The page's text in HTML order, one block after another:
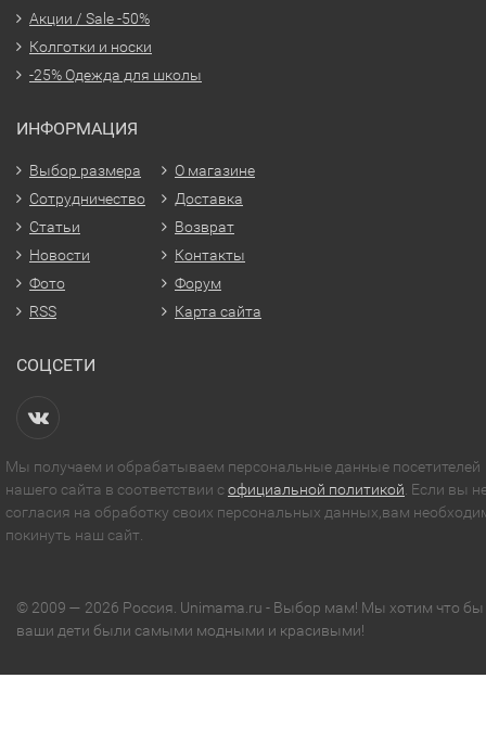
Акции / Sale -50%
Колготки и носки
-25% Одежда для школы
ИНФОРМАЦИЯ
Выбор размера
Сотрудничество
Статьи
Новости
Фото
RSS
О магазине
Доставка
Возврат
Контакты
Форум
Карта сайта
СОЦСЕТИ
Мы получаем и обрабатываем персональные данные посетителей
нашего сайта в соответствии софициальной политикой . Если вы
согласия на обработку своих персональных данных,вам
покинуть наш сайт.
© 2009 — 2026 Россия. Unimama.ru - Выбор мам! Мы хотим что бы
ваши дети были самыми модными и красивыми!